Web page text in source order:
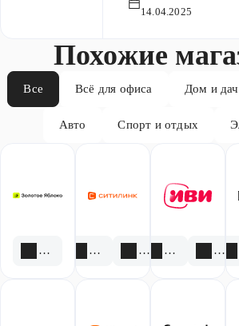
14.04.2025
Похожие
Все Всё для офиса Дом и
Авто Спорт и отдых
1 скидка 3 акции 1 скидка1 акция 1